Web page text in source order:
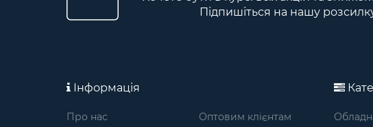
Підпишіться на нашу
Інформація
Про нас
Оптовим клієнтам